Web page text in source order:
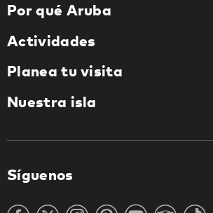
Por qué Aruba
Actividades
Planea tu visita
Nuestra isla
Síguenos